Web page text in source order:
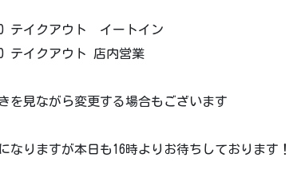
テイクアウト イートイン
テイクアウト 店内営業
を見ながら変更する場合もございます
なりますが本日も16時よりお待ちしております！